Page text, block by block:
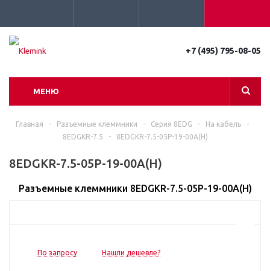
+7 (495) 795-08-05
МЕНЮ
Главная - Разъемные клеммники - Серия 8EDG - На кабель
-
8EDGKR-7.5
- 8EDGKR-7.5-05P-19-00A(H)
8EDGKR-7.5-05P-19-00A(H)
Разъемные клеммники 8EDGKR-7.5-05P-19-00A(H)
По запросу Нашли дешевле?